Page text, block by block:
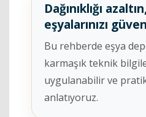
Dağınıklığı
eşyalarınızı
Bu rehberde eşya
karmaşık teknik
uygulanabilir ve
anlatıyoruz.